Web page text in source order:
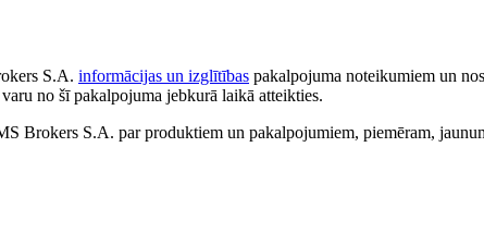
S.A. informācijas un izglītības pakalpojuma noteikumiem un
no šī pakalpojuma jebkurā laikā atteikties.
Brokers S.A. par produktiem un pakalpojumiem, piemēram,